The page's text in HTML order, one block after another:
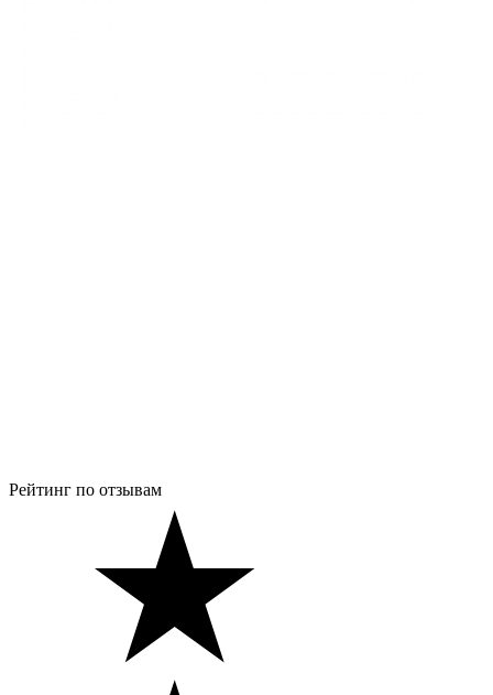
Рейтинг по отзывам